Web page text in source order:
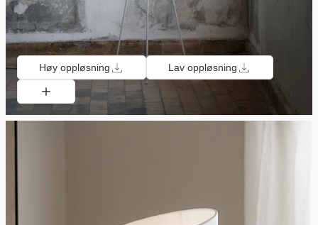
Høy oppløsning Lav oppløsning